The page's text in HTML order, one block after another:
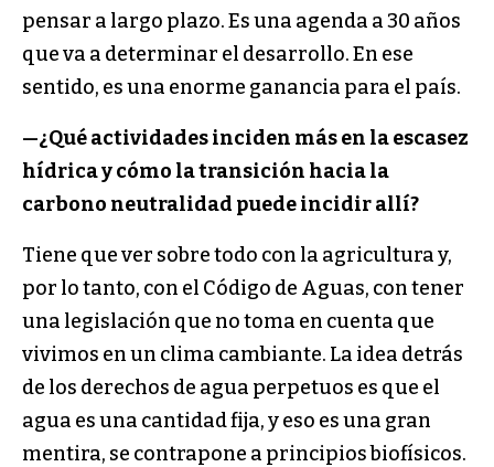
pensar a largo plazo. Es una agenda a 30 años
que va a determinar el desarrollo. En ese
sentido, es una enorme ganancia para el país.
—¿Qué actividades inciden más en la escasez
hídrica y cómo la transición hacia la
carbono neutralidad puede incidir allí?
Tiene que ver sobre todo con la agricultura y,
por lo tanto, con el Código de Aguas, con tener
una legislación que no toma en cuenta que
vivimos en un clima cambiante. La idea detrás
de los derechos de agua perpetuos es que el
agua es una cantidad fija, y eso es una gran
mentira, se contrapone a principios biofísicos.